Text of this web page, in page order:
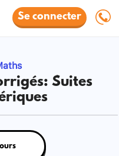
Se connecter
Suites